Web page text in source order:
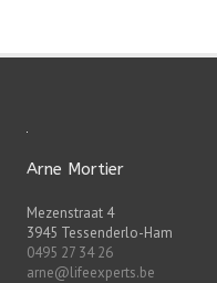
Arne Mortier
Mezenstraat 4
3945 Tessenderlo-Ham
0495 27 34 26
arne@lifeexperts.be